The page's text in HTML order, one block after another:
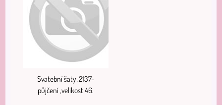
Svatební šaty .2137-
půjčení ,velikost 46.